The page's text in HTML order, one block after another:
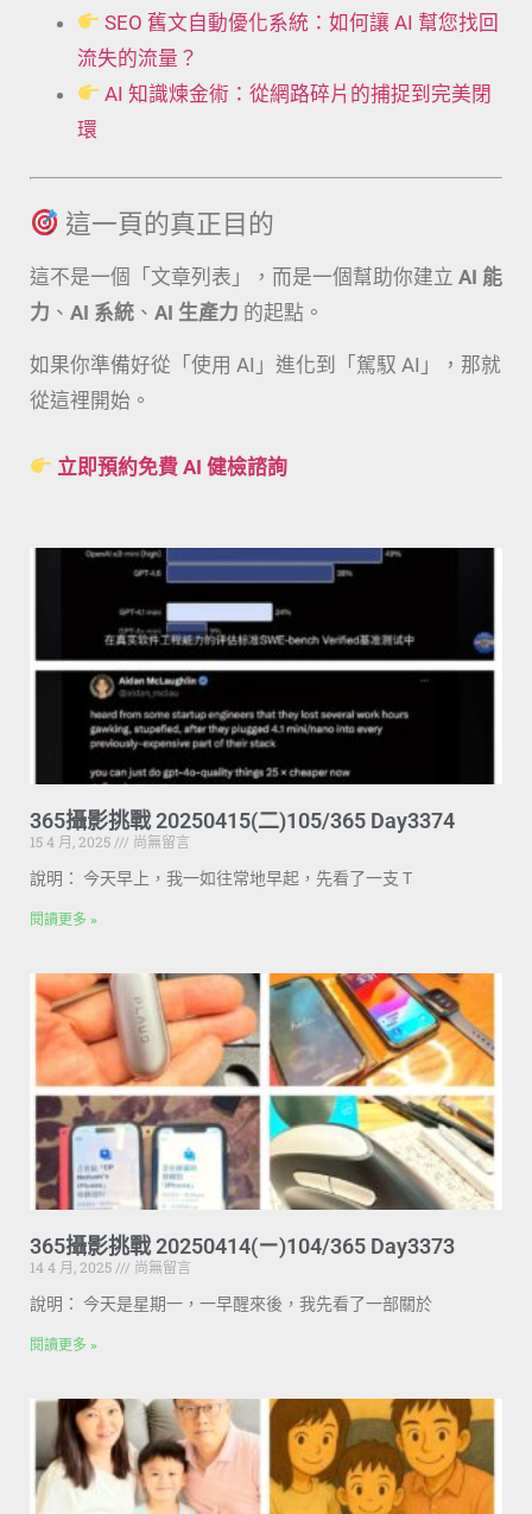
SEO 舊文自動優化系統：如何讓 AI 幫您找回
流失的流量？
AI 知識煉金術：從網路碎片的捕捉到完美閉
環
這一頁的真正目的
這不是一個「文章列表」，而是一個幫助你建立 AI 能
力 、 AI 系統 、 AI 生產力 的起點。
如果你準備好從「使用 AI」進化到「駕馭 AI」，那就
從這裡開始。
立即預約免費 AI 健檢諮詢
365攝影挑戰 20250415(二)105/365 Day3374
15 4 月, 2025
尚無留言
說明： 今天早上，我一如往常地早起，先看了一支 T
閱讀更多 »
365攝影挑戰 20250414(ㄧ)104/365 Day3373
14 4 月, 2025
尚無留言
說明： 今天是星期一，一早醒來後，我先看了一部關於
閱讀更多 »